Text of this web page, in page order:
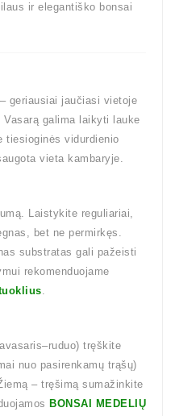
ir elegantiško bonsai
geriausiai jaučiasi vietoje
galima laikyti lauke
tiesioginės vidurdienio
vieta kambaryje.
Laistykite reguliariai,
bet ne permirkęs.
substratas gali pažeisti
rekomenduojame
.
tręškite
nuo pasirenkamų trąšų)
– tręšimą sumažinkite
BONSAI MEDELIŲ